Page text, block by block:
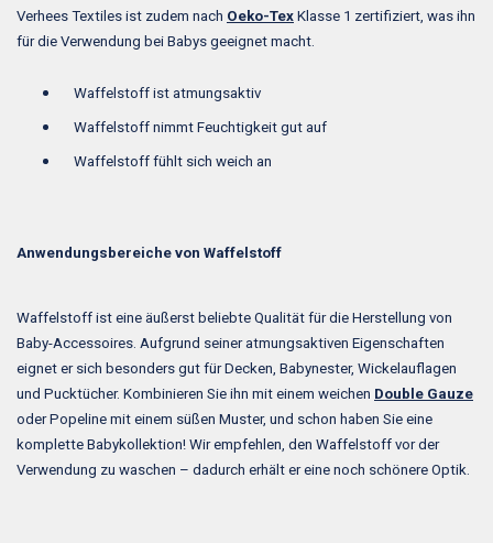
Verhees Textiles ist zudem nach Oeko-Tex Klasse 1 zertifiziert, was ihn
für die Verwendung bei Babys geeignet macht.
Waffelstoff ist atmungsaktiv
Waffelstoff nimmt Feuchtigkeit gut auf
Waffelstoff fühlt sich weich an
Anwendungsbereiche von Waffelstoff
Waffelstoff ist eine äußerst beliebte Qualität für die Herstellung von
Baby-Accessoires. Aufgrund seiner atmungsaktiven Eigenschaften
eignet er sich besonders gut für Decken, Babynester, Wickelauflagen
und Pucktücher. Kombinieren Sie ihn mit einem weichen Double Gauze
oder Popeline mit einem süßen Muster, und schon haben Sie eine
komplette Babykollektion! Wir empfehlen, den Waffelstoff vor der
Verwendung zu waschen – dadurch erhält er eine noch schönere Optik.